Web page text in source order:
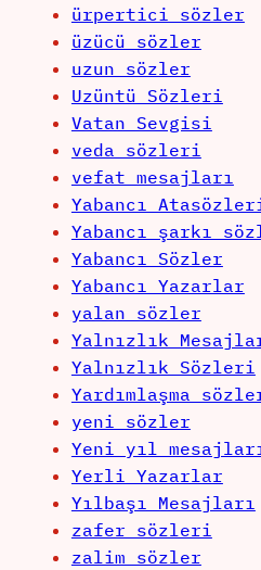
ürpertici sözler
üzücü sözler
uzun sözler
Uzüntü Sözleri
Vatan Sevgisi
veda sözleri
vefat mesajları
Yabancı
Yabancı şarkı
Yabancı Sözler
Yabancı Yazarlar
yalan sözler
Yalnızlık
Yalnızlık Sözleri
Yardımlaşma
yeni sözler
Yeni yıl
Yerli Yazarlar
Yılbaşı Mesajları
zafer sözleri
zalim sözler